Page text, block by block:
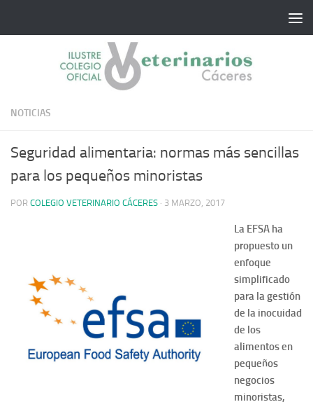
NOTICIAS
Seguridad alimentaria: normas más sencillas
para los pequeños minoristas
POR COLEGIO VETERINARIO CÁCERES · 3 MARZO, 2017
La EFSA ha
propuesto un
enfoque
simplificado
para la gestión
de la inocuidad
de los
alimentos en
pequeños
negocios
minoristas,